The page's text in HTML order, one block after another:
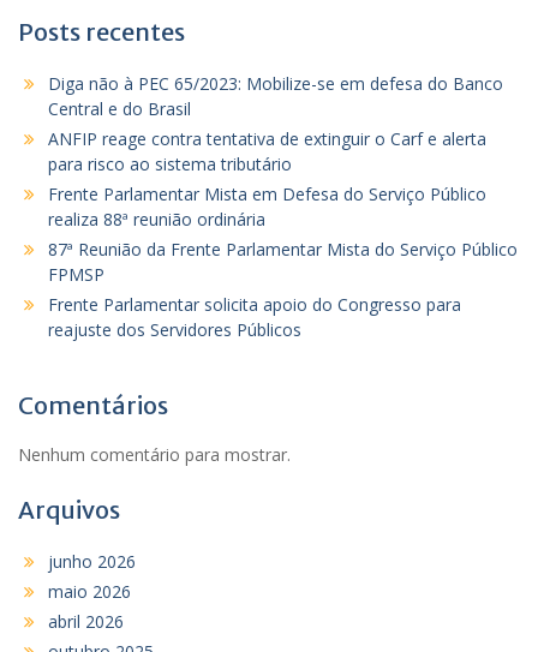
Posts recentes
Diga não à PEC 65/2023: Mobilize-se em defesa do Banco
Central e do Brasil
ANFIP reage contra tentativa de extinguir o Carf e alerta
para risco ao sistema tributário
Frente Parlamentar Mista em Defesa do Serviço Público
realiza 88ª reunião ordinária
87ª Reunião da Frente Parlamentar Mista do Serviço Público
FPMSP
Frente Parlamentar solicita apoio do Congresso para
reajuste dos Servidores Públicos
Comentários
Nenhum comentário para mostrar.
Arquivos
junho 2026
maio 2026
abril 2026